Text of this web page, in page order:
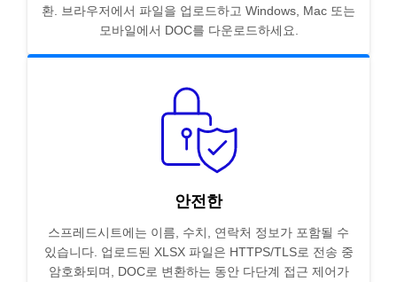
환. 브라우저에서 파일을 업로드하고 Windows, Mac 또는
모바일에서 DOC를 다운로드하세요.
안전한
스프레드시트에는 이름, 수치, 연락처 정보가 포함될 수
있습니다. 업로드된 XLSX 파일은 HTTPS/TLS로 전송 중
암호화되며, DOC로 변환하는 동안 다단계 접근 제어가